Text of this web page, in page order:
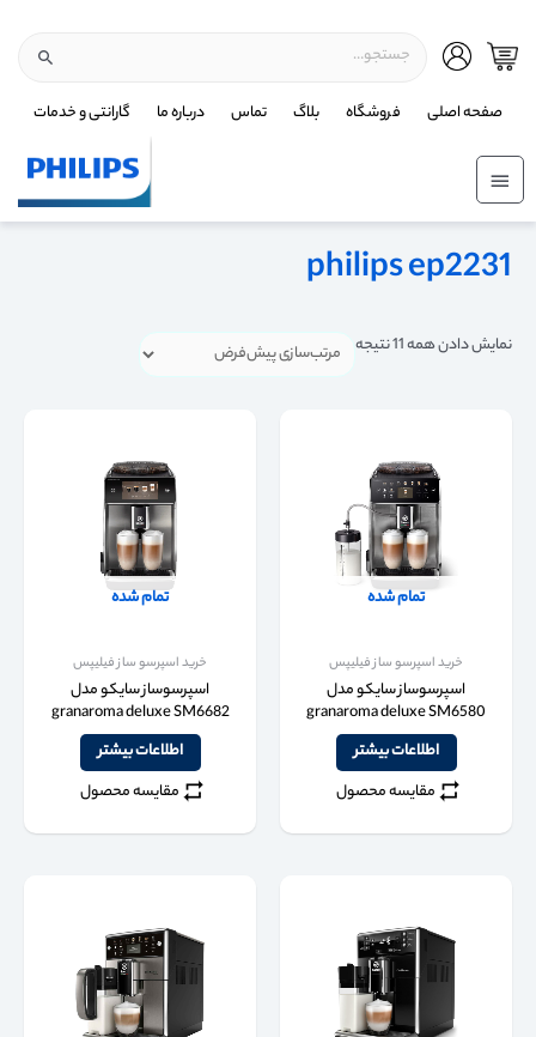
صفحه اصلی فروشگاه بلاگ تماس درباره ما گارانتی و خدمات
philips ep2231
نمایش دادن همه 11 نتیجه
تمام شده
خرید اسپرسو ساز فیلیپس
اسپرسوساز سایکو مدل
granaroma deluxe SM6580
اطلاعات بیشتر
مقایسه محصول
تمام شده
خرید اسپرسو ساز فیلیپس
اسپرسوساز سایکو مدل
granaroma deluxe SM6682
اطلاعات بیشتر
مقایسه محصول